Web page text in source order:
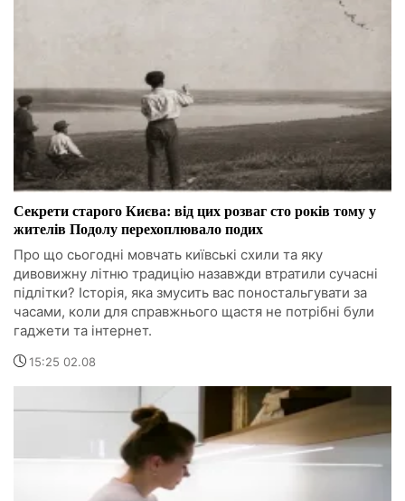
Секрети старого Києва: від цих розваг сто років тому у
жителів Подолу перехоплювало подих
Про що сьогодні мовчать київські схили та яку
дивовижну літню традицію назавжди втратили сучасні
підлітки? Історія, яка змусить вас поностальгувати за
часами, коли для справжнього щастя не потрібні були
гаджети та інтернет.
15:25 02.08